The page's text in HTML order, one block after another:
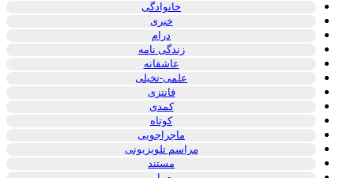
خانوادگی
خبری
درام
زندگی نامه
عاشقانه
علمی-تخیلی
فانتزی
کمدی
کوتاه
ماجراجویی
مراسم تلویزیونی
مستند